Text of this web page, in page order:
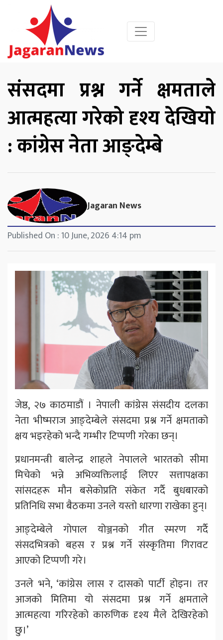
संसदमा प्रश्न गर्ने क्षमताले
आत्महत्या गरेको दृश्य देखियो
: कांग्रेस नेता आङ्देम्बे
Jagaran News
Published On : 10 June, 2026 4:14 pm
जेष्ठ, २७ काठमाडौं । नेपाली कांग्रेस संसदीय दलका
नेता भीष्मराज आङ्देम्बेले संसदमा प्रश्न गर्ने क्षमताको
क्षय भइरहेको भन्दै गम्भीर टिप्पणी गरेका छन्।
प्रधानमन्त्री बालेन्द्र शाहले नेपालले भारतको सीमा
मिचेको भन्ने अभिव्यक्तिलाई लिएर सत्तापक्षका
सांसदहरू मौन बसेकोप्रति संकेत गर्दै बुधबारको
प्रतिनिधि सभा बैठकमा उनले यस्तो धारणा राखेका हुन्।
आङ्देम्बेले गोपाल योञ्जनको गीत स्मरण गर्दै
संसदभित्रको बहस र प्रश्न गर्ने संस्कृतिमा गिरावट
आएको टिप्पणी गरे।
उनले भने, ‘कांग्रेस लास र दासको पार्टी होइन। तर
आजको मितिमा यो संसदमा प्रश्न गर्ने क्षमताले
आत्महत्या गरिरहेको कारुणिक दृश्य मैले देखिरहेको
छु।’